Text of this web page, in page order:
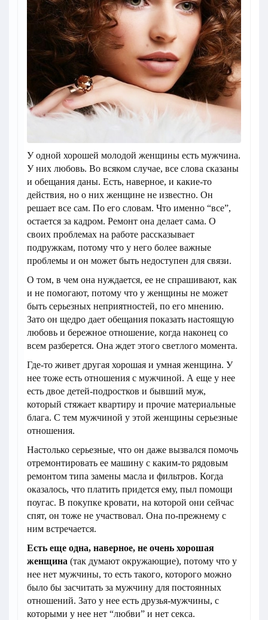
У одной хорошей молодой женщины есть мужчина.
У них любовь. Во всяком случае, все слова сказаны
и обещания даны. Есть, наверное, и какие-то
действия, но о них женщине не известно. Он
решает все сам. По его словам. Что именно “все”,
остается за кадром. Ремонт она делает сама. О
своих проблемах на работе рассказывает
подружкам, потому что у него более важные
проблемы и он может быть недоступен для связи.
О том, в чем она нуждается, ее не спрашивают, как
и не помогают, потому что у женщины не может
быть серьезных неприятностей, по его мнению.
Зато он щедро дает обещания показать настоящую
любовь и бережное отношение, когда наконец со
всем разберется. Она ждет этого светлого момента.
Где-то живет другая хорошая и умная женщина. У
нее тоже есть отношения с мужчиной. А еще у нее
есть двое детей-подростков и бывший муж,
который стяжает квартиру и прочие материальные
блага. С тем мужчиной у этой женщины серьезные
отношения.
Настолько серьезные, что он даже вызвался помочь
отремонтировать ее машину с каким-то рядовым
ремонтом типа замены масла и фильтров. Когда
оказалось, что платить придется ему, пыл помощи
поугас. В покупке кровати, на которой они сейчас
спят, он тоже не участвовал. Она по-прежнему с
ним встречается.
Есть еще одна, наверное, не очень хорошая
женщина (так думают окружающие), потому что у
нее нет мужчины, то есть такого, которого можно
было бы засчитать за мужчину для постоянных
отношений. Зато у нее есть друзья-мужчины, с
которыми у нее нет “любви” и нет секса.